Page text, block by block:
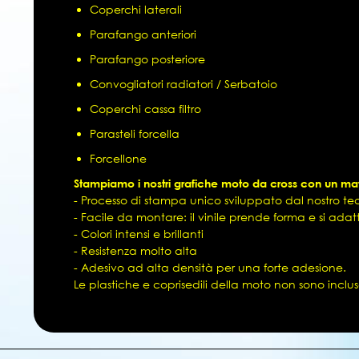
Coperchi laterali
Parafango anteriori
Parafango posteriore
Convogliatori radiatori / Serbatoio
Coperchi cassa filtro
Parasteli forcella
Forcellone
Stampiamo i nostri grafiche moto da cross con un
- Processo di stampa unico sviluppato dal nostro
- Facile da montare: il vinile prende forma e si
- Colori intensi e brillanti
- Resistenza molto alta
- Adesivo ad alta densità per una forte adesione.
Le plastiche e coprisedili della moto non sono